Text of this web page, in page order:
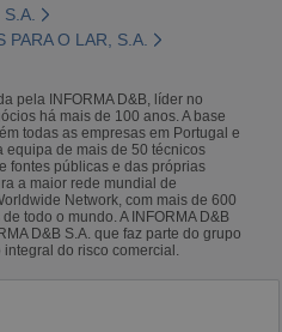
O LAR, S.A.
pela INFORMA D&B, líder no
há mais de 100 anos. A base
todas as empresas em Portugal e
equipa de mais de 50 técnicos
fontes públicas e das próprias
a maior rede mundial de
Network, com mais de 600
todo o mundo. A INFORMA D&B
D&B S.A. que faz parte do grupo
do risco comercial.